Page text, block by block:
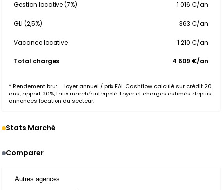
Gestion locative (7%) 1 016 €/an
GLI (2,5%) 363 €/an
Vacance locative 1 210 €/an
Total charges 4 609 €/an
* Rendement brut = loyer annuel / prix FAI. Cashflow calculé sur crédit 20
ans, apport 20%, taux marché interpolé. Loyer et charges estimés depuis
annonces location du secteur.
Stats Marché
Comparer
Autres agences